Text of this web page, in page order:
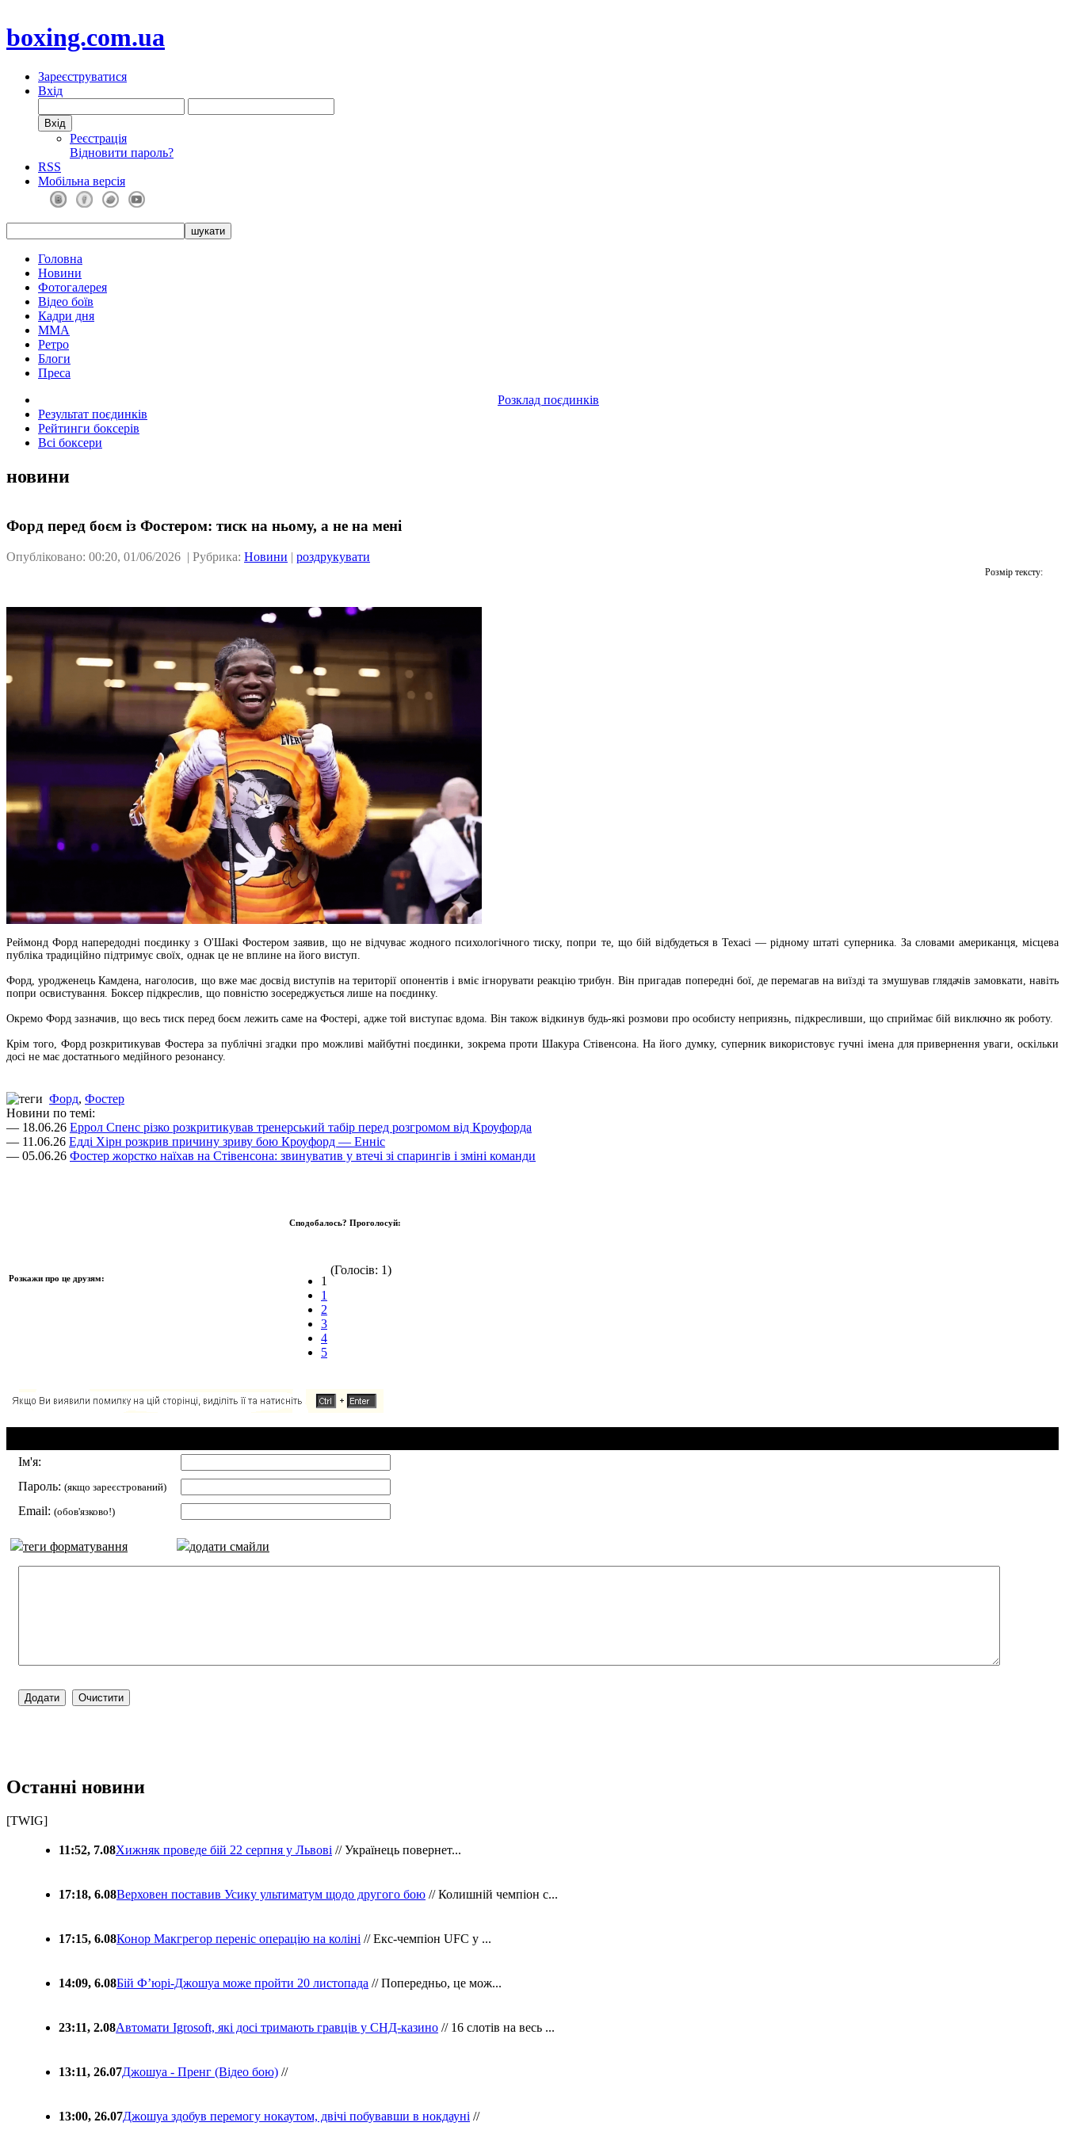
boxing.com.ua
Зареєструватися
Вхід
Реєстрація
Відновити пароль?
RSS
Мобільна версія
Головна
Новини
Фотогалерея
Відео боїв
Кадри дня
ММА
Ретро
Блоги
Преса
Розклад поєдинків
Результат поєдинків
Рейтинги боксерів
Всі боксери
новини
Форд перед боєм із Фостером: тиск на ньому, а не на мені
Опубліковано: 00:20, 01/06/2026 | Рубрика: Новини | роздрукувати
Розмір тексту:
Реймонд Форд напередодні поєдинку з О'Шакі Фостером заявив, що не відчуває жодного психологічного тиску, попри те, що бій відбудеться в Техасі — рідному штаті суперника. За словами американця, місцева
публіка традиційно підтримує своїх, однак це не вплине на його виступ.
Форд, уродженець Камдена, наголосив, що вже має досвід виступів на території опонентів і вміє ігнорувати реакцію трибун. Він пригадав попередні бої, де перемагав на виїзді та змушував глядачів замовкати, навіть
попри освистування. Боксер підкреслив, що повністю зосереджується лише на поєдинку.
Окремо Форд зазначив, що весь тиск перед боєм лежить саме на Фостері, адже той виступає вдома. Він також відкинув будь-які розмови про особисту неприязнь, підкресливши, що сприймає бій виключно як роботу.
Крім того, Форд розкритикував Фостера за публічні згадки про можливі майбутні поєдинки, зокрема проти Шакура Стівенсона. На його думку, суперник використовує гучні імена для привернення уваги, оскільки
досі не має достатнього медійного резонансу.
Форд, Фостер
Новини по темі:
— 18.06.26 Еррол Спенс різко розкритикував тренерський табір перед розгромом від Кроуфорда
— 11.06.26 Едді Хірн розкрив причину зриву бою Кроуфорд — Енніс
— 05.06.26 Фостер жорстко наїхав на Стівенсона: звинуватив у втечі зі спарингів і зміні команди
Розкажи про це друзям:
Сподобалось? Проголосуй:
1
1
2
3
4
5
(Голосів: 1)
Ім'я:
Пароль: (якщо зареєстрований)
Email: (обов'язково!)
теги форматування додати смайли
Останні новини
[TWIG]
11:52, 7.08Хижняк проведе бій 22 серпня у Львові // Українець повернет...
17:18, 6.08Верховен поставив Усику ультиматум щодо другого бою // Колишній чемпіон с...
17:15, 6.08Конор Макгрегор переніс операцію на коліні // Екс-чемпіон UFC у ...
14:09, 6.08Бій Ф’юрі-Джошуа може пройти 20 листопада // Попередньо, це мож...
23:11, 2.08Автомати Igrosoft, які досі тримають гравців у СНД-казино // 16 слотів на весь ...
13:11, 26.07Джошуа - Пренг (Відео бою) //
13:00, 26.07Джошуа здобув перемогу нокаутом, двічі побувавши в нокдауні //